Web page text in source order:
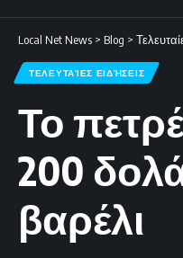
Local Net News > Blog >
ΤΕΛΕΥΤΑΊΕΣ ΕΙΔΉΣΕΙΣ
Το
200
βαρέλι